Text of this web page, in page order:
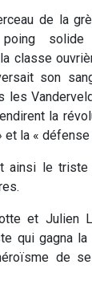
de la
solide
la classe
son
les
la
et la « défense
ainsi le
et Julien
qui gagna
de